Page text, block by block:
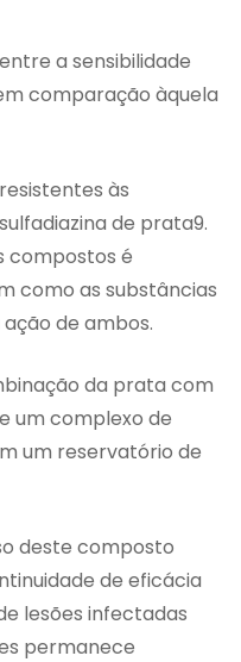
a sensibilidade
comparação àquela
às
de prata9.
compostos é
como as substâncias
de ambos.
da prata com
um complexo de
um reservatório de
deste composto
de eficácia
lesões infectadas
permanece